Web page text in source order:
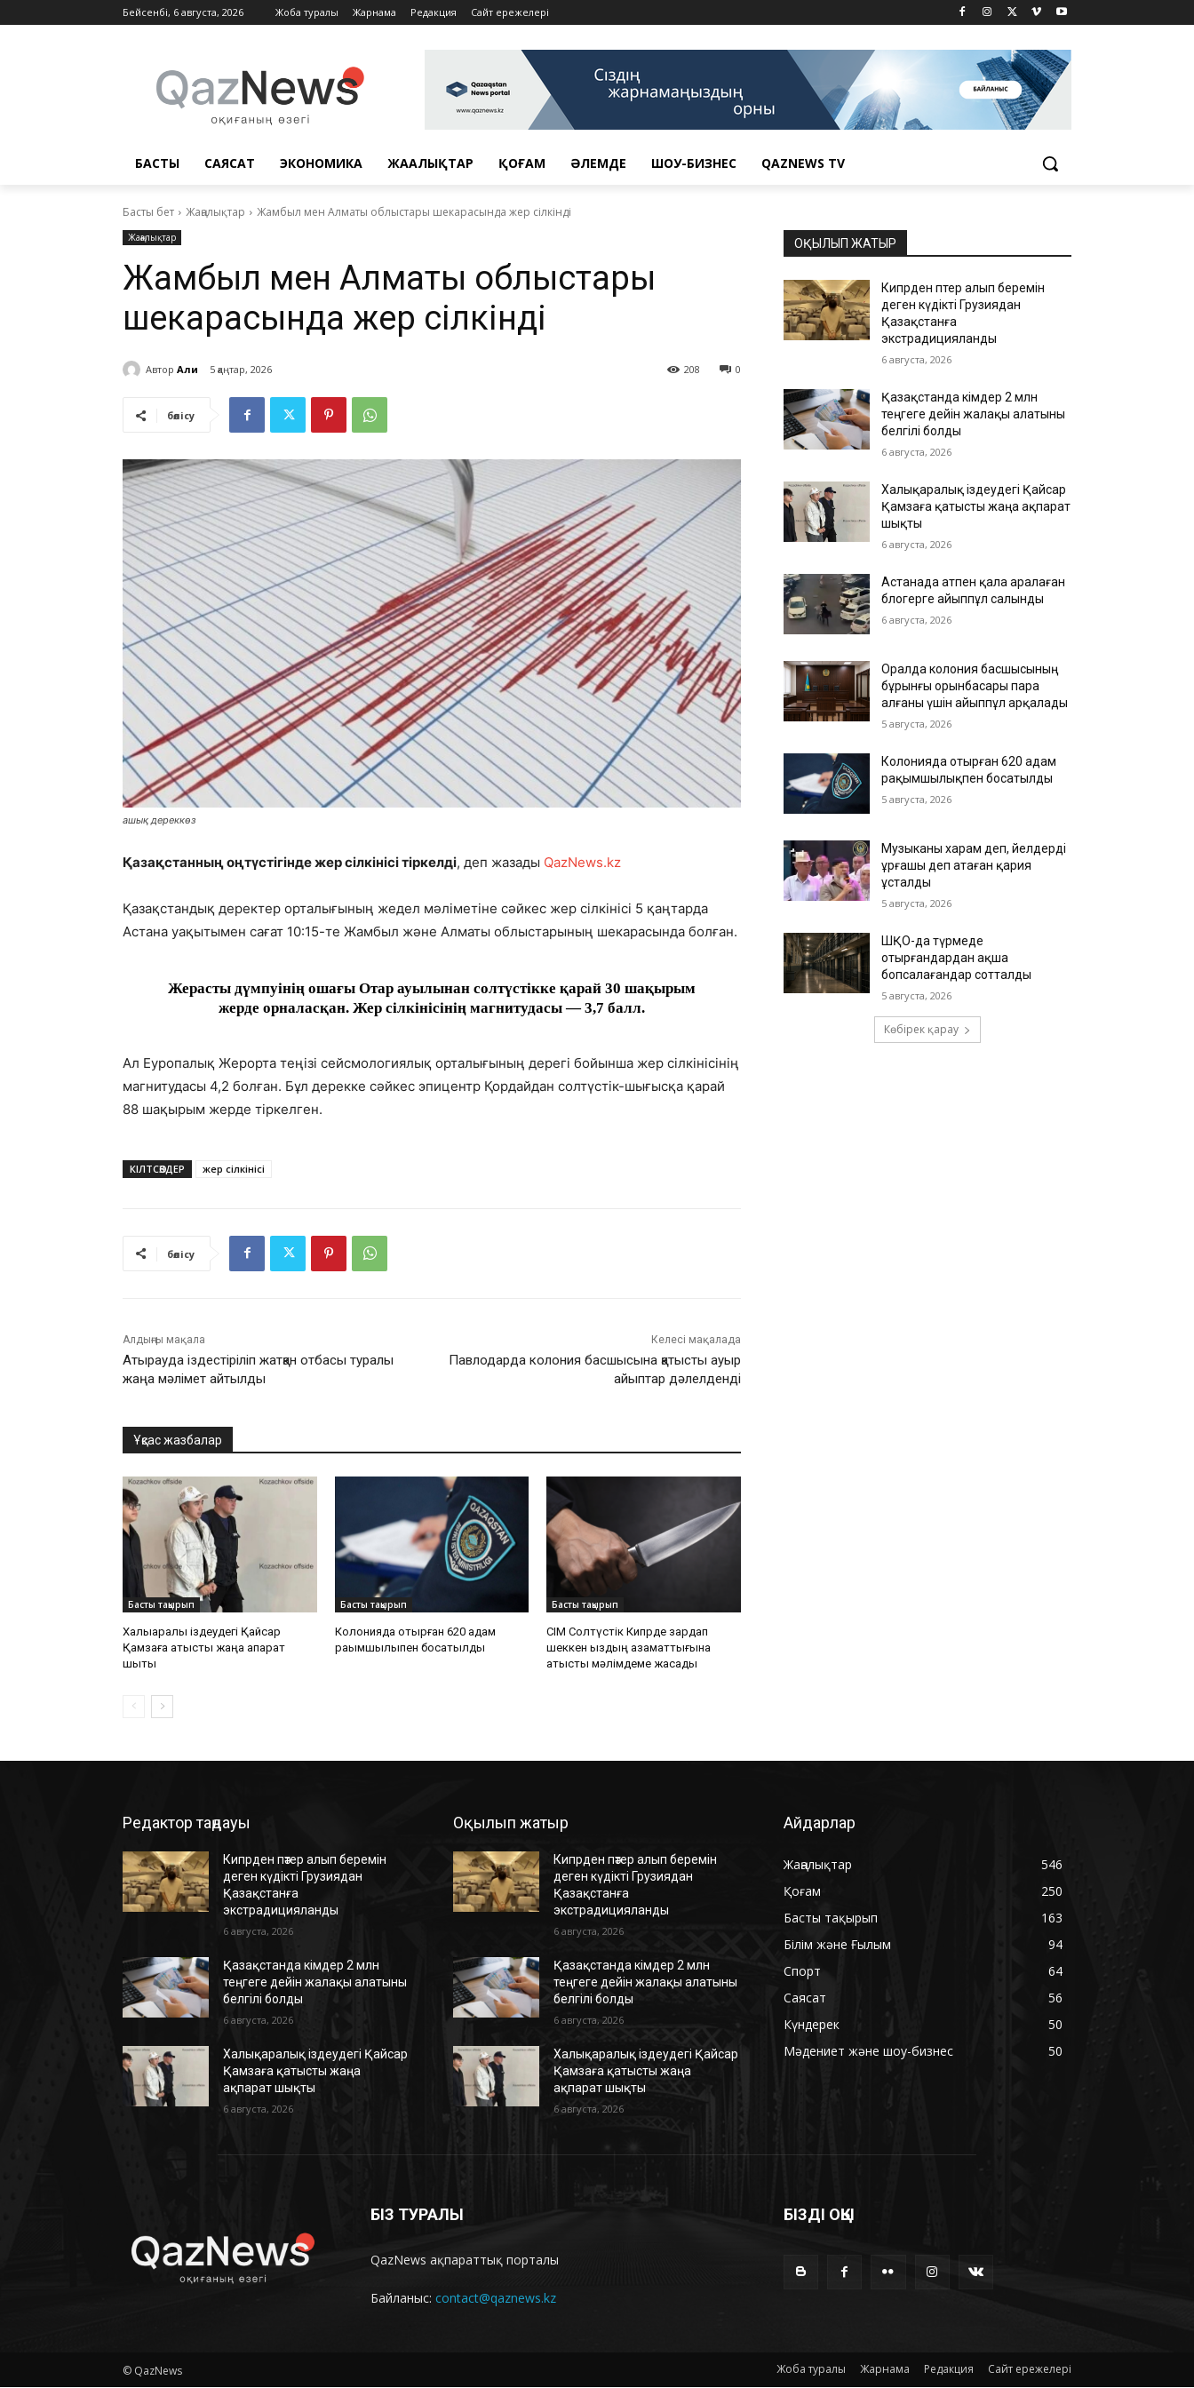
Бейсенбі, 6 августа, 2026 Жоба туралы Жарнама Редакция Сайт ережелері
БАСТЫ САЯСАТ ЭКОНОМИКА ЖАҢАЛЫҚТАР ҚОҒАМ ӘЛЕМДЕ ШОУ-БИЗНЕС QAZNEWS TV
Басты бет Жаңалықтар Жамбыл мен Алматы облыстары шекарасында жер сілкінді
Жаңалықтар
Жамбыл мен Алматы облыстары
шекарасында жер сілкінді
Автор Али 5 қаңтар, 2026 0
208
бөлісу
ашық дереккөз
Қазақстанның оңтүстігінде жер сілкінісі тіркелді, деп жазады QazNews.kz
Қазақстандық деректер орталығының жедел мәліметіне сәйкес жер сілкінісі 5 қаңтарда
Астана уақытымен сағат 10:15-те Жамбыл және Алматы облыстарының шекарасында болған.
Жерасты дүмпуінің ошағы Отар ауылынан солтүстікке қарай 30 шақырым
жерде орналасқан. Жер сілкінісінің магнитудасы — 3,7 балл.
Ал Еуропалық Жерорта теңізі сейсмологиялық орталығының дерегі бойынша жер сілкінісінің
магнитудасы 4,2 болған. Бұл дерекке сәйкес эпицентр Қордайдан солтүстік-шығысқа қарай
88 шақырым жерде тіркелген.
КІЛТСӨЗДЕР жер сілкінісі
бөлісу
Алдыңғы мақала
Атырауда іздестіріліп жатқан отбасы туралы
жаңа мәлімет айтылды
Келесі мақалада
Павлодарда колония басшысына қатысты ауыр
айыптар дәлелденді
Ұқсас жазбалар
Басты тақырып
Халықаралық іздеудегі Қайсар
Қамзаға қатысты жаңа ақпарат
шықты
Басты тақырып
Колонияда отырған 620 адам
рақымшылықпен босатылды
Басты тақырып
СІМ Солтүстік Кипрде зардап
шеккен қыздың азаматтығына
қатысты мәлімдеме жасады
ОҚЫЛЫП ЖАТЫР
Кипрден пәтер алып беремін
деген күдікті Грузиядан
Қазақстанға
экстрадицияланды
6 августа, 2026
Қазақстанда кімдер 2 млн
теңгеге дейін жалақы алатыны
белгілі болды
6 августа, 2026
Халықаралық іздеудегі Қайсар
Қамзаға қатысты жаңа ақпарат
шықты
6 августа, 2026
Астанада атпен қала аралаған
блогерге айыппұл салынды
6 августа, 2026
Оралда колония басшысының
бұрынғы орынбасары пара
алғаны үшін айыппұл арқалады
5 августа, 2026
Колонияда отырған 620 адам
рақымшылықпен босатылды
5 августа, 2026
Музыканы харам деп, әйелдерді
ұрғашы деп атаған қария
ұсталды
5 августа, 2026
ШҚО-да түрмеде
отырғандардан ақша
бопсалағандар сотталды
5 августа, 2026
Көбірек қарау
Редактор таңдауы
Кипрден пәтер алып беремін
деген күдікті Грузиядан
Қазақстанға
экстрадицияланды
6 августа, 2026
Қазақстанда кімдер 2 млн
теңгеге дейін жалақы алатыны
белгілі болды
6 августа, 2026
Халықаралық іздеудегі Қайсар
Қамзаға қатысты жаңа
ақпарат шықты
6 августа, 2026
Оқылып жатыр
Кипрден пәтер алып беремін
деген күдікті Грузиядан
Қазақстанға
экстрадицияланды
6 августа, 2026
Қазақстанда кімдер 2 млн
теңгеге дейін жалақы алатыны
белгілі болды
6 августа, 2026
Халықаралық іздеудегі Қайсар
Қамзаға қатысты жаңа
ақпарат шықты
6 августа, 2026
Айдарлар
Жаңалықтар
546
Қоғам
250
Басты тақырып
163
Білім және Ғылым
94
Спорт
64
Саясат
56
Күндерек
50
Мәдениет және шоу-бизнес
50
БІЗ ТУРАЛЫ
QazNews ақпараттық порталы
Байланыс: contact@qaznews.kz
БІЗДІ ОҚЫ
© QazNews Жоба туралы Жарнама Редакция Сайт ережелері